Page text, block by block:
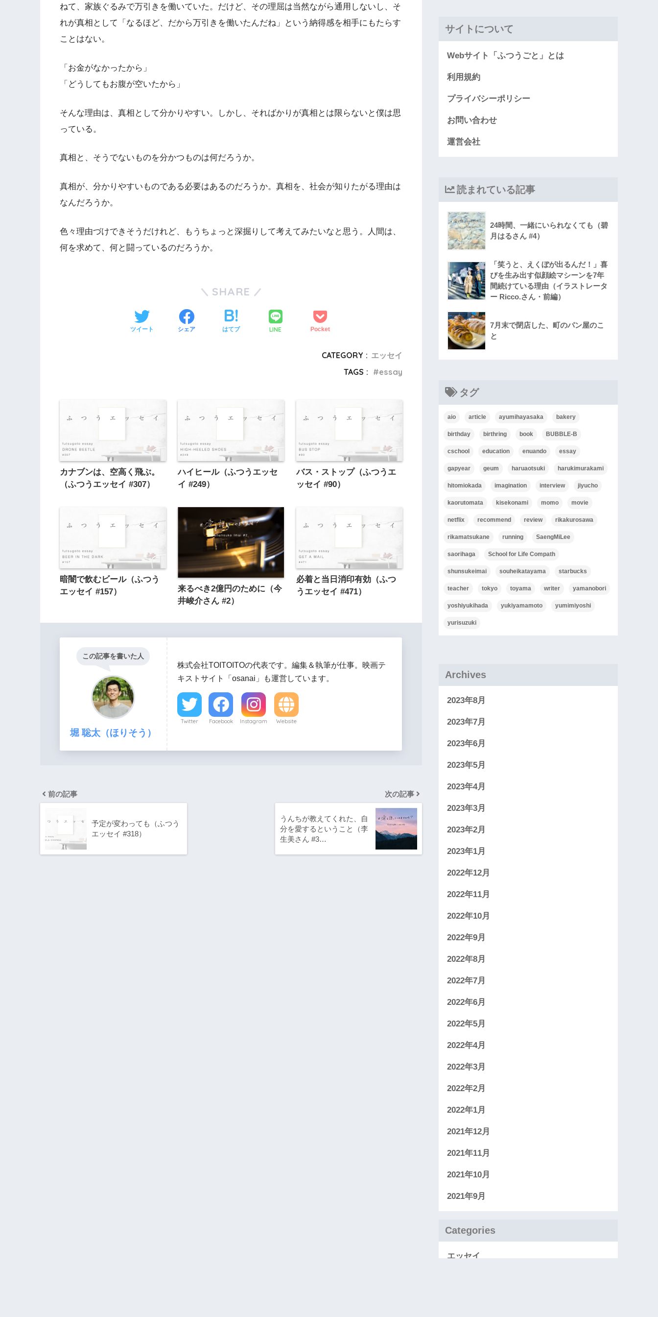
ねて、家族ぐるみで万引きを働いていた。だけど、その理屈は当然ながら通用しないし、そ
れが真相として「なるほど、だから万引きを働いたんだね」という納得感を相手にもたらす
ことはない。
「お金がなかったから」
「どうしてもお腹が空いたから」
そんな理由は、真相として分かりやすい。しかし、そればかりが真相とは限らないと僕は思
っている。
真相と、そうでないものを分かつものは何だろうか。
真相が、分かりやすいものである必要はあるのだろうか。真相を、社会が知りたがる理由は
なんだろうか。
色々理由づけできそうだけれど、もうちょっと深掘りして考えてみたいなと思う。人間は、
何を求めて、何と闘っているのだろうか。
SHARE
ツイート シェア はてブ LINE Pocket
CATEGORY : エッセイ
TAGS :
essay
カナブンは、空高く飛ぶ。
（ふつうエッセイ #307）
ハイヒール（ふつうエッセ
イ #249）
バス・ストップ（ふつうエ
ッセイ #90）
暗闇で飲むビール（ふつう
エッセイ #157）
来るべき2億円のために（今
井峻介さん #2）
必着と当日消印有効（ふつ
うエッセイ #471）
この記事を書いた人
堀 聡太（ほりそう）
株式会社TOITOITOの代表です。編集＆執筆が仕事。映画テ
キストサイト「osanai」も運営しています。
Twitter Facebook Instagram Website
前の記事
予定が変わっても（ふつう
エッセイ #318）
次の記事
うんちが教えてくれた、自
分を愛するということ（李
生美さん #3…
サイトについて
Webサイト「ふつうごと」とは
利用規約
プライバシーポリシー
お問い合わせ
運営会社
読まれている記事
24時間、一緒にいられなくても（碧
月はるさん #4）
「笑うと、えくぼが出るんだ！」喜
びを生み出す似顔絵マシーンを7年
間続けている理由（イラストレータ
ー Ricco.さん・前編）
7月末で閉店した、町のパン屋のこ
と
タグ
aio article ayumihayasaka bakery
birthday birthring book BUBBLE-B
cschool education enuando essay
gapyear geum haruaotsuki harukimurakami
hitomiokada imagination interview jiyucho
kaorutomata kisekonami momo movie
netflix recommend review rikakurosawa
rikamatsukane running SaengMiLee
saorihaga School for Life Compath
shunsukeimai souheikatayama starbucks
teacher tokyo toyama writer yamanobori
yoshiyukihada yukiyamamoto yumimiyoshi
yurisuzuki
Archives
2023年8月
2023年7月
2023年6月
2023年5月
2023年4月
2023年3月
2023年2月
2023年1月
2022年12月
2022年11月
2022年10月
2022年9月
2022年8月
2022年7月
2022年6月
2022年5月
2022年4月
2022年3月
2022年2月
2022年1月
2021年12月
2021年11月
2021年10月
2021年9月
Categories
エッセイ